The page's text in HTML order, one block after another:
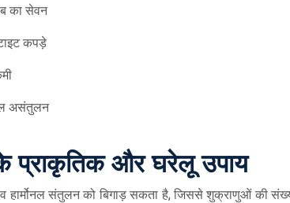
का सेवन
कपड़े
असंतुलन
प्राकृतिक और घरेलू उपाय
हार्मोनल संतुलन को बिगाड़ सकता है, जिससे शुक्राणुओं की